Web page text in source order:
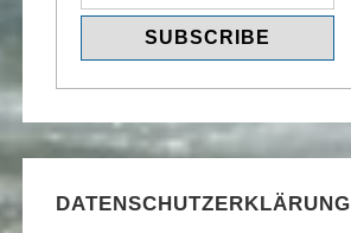
DATENSCHUTZERKLÄRUNG